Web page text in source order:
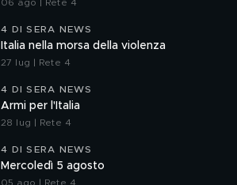
06 ago | Rete 4
4 DI SERA NEWS
Italia nella morsa della violenza
27 lug | Rete 4
4 DI SERA NEWS
Armi per l'Italia
28 lug | Rete 4
4 DI SERA NEWS
Mercoledì 5 agosto
05 ago | Rete 4